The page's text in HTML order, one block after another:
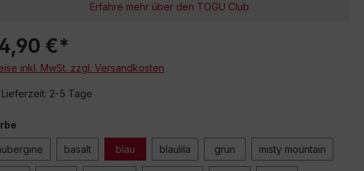
Abspielen von eingebetteten Videos (YouTube, Vimeo oder andere Quellen) werden
übermittelt. Klicken Sie auf "Erlauben" um das Laden von Drittanbieterinhalten
Erfahre mehr über den TOGU Club
€*
inkl. MwSt. zzgl. Versandkosten
Lieferzeit: 2-5 Tage
basalt blau blaulila grün misty mountain